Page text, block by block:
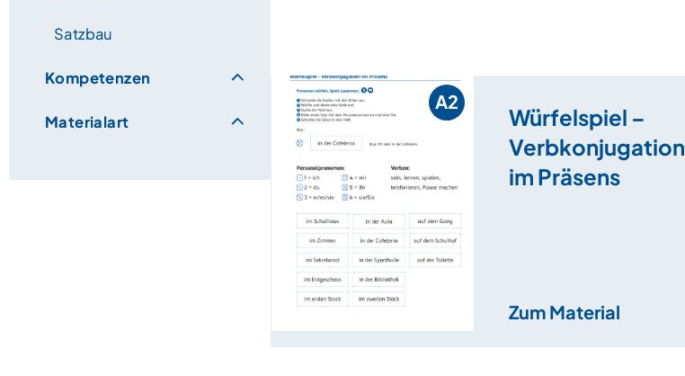
Satzbau
Kompetenzen
Materialart
A2
Würfelspiel –
Verbkonjugation
im Präsens
Zum Material